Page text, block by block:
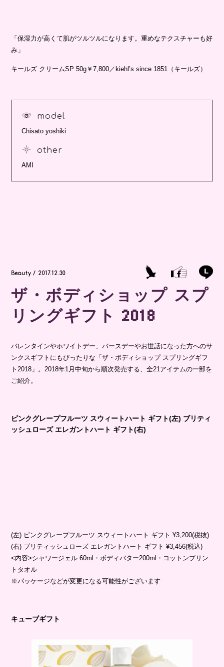
「保湿力が高くて肌がツルツルになります。重めなテクスチャーも好
み」
キールズ クリームSP 50g￥7,800／kiehl’s since 1851（キールズ）
model
Chisato yoshiki
other
AMI
Beauty / 2017.12.30
ザ・ボディショップ スプ
リングギフト 2018
バレンタインやホワイトデー、バースデーやお世話になった方へのサ
ンクスギフトにもぴったりな「ザ・ボディショップ スプリングギフ
ト2018」。2018年1月中旬から順次発売する、全21アイテムの一部を
ご紹介。
ピンクグレープフルーツ スウィートハート ギフト(左) ブリティ
ッシュローズ エレガントハート ギフト(右)
(左) ピンクグレープフルーツ スウィートハート ギフト ¥3,200(税抜)
(右) ブリティッシュローズ エレガントハート ギフト ¥3,456(税込)
<内容>シャワージェル 60ml・ボディバター200ml・コットンプリン
トタオル
※パッケージなどが変更になる可能性がございます
キューブギフト